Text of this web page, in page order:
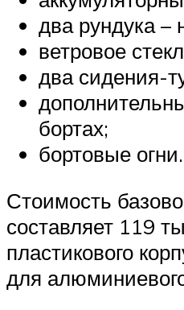
два рундука –
ветровое
два сидения-
бортах;
бортовые огни.
Стоимость
составляет 119
пластикового
для